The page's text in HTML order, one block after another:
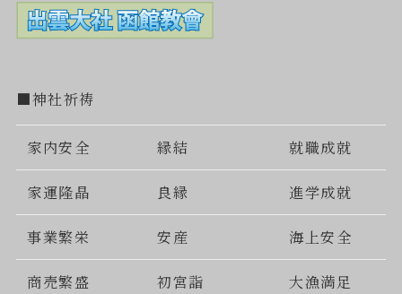
■神社祈祷
家内安全 縁結 就職成就
家運隆晶 良縁 進学成就
事業繁栄 安産 海上安全
商売繁盛 初宮詣 大漁満足